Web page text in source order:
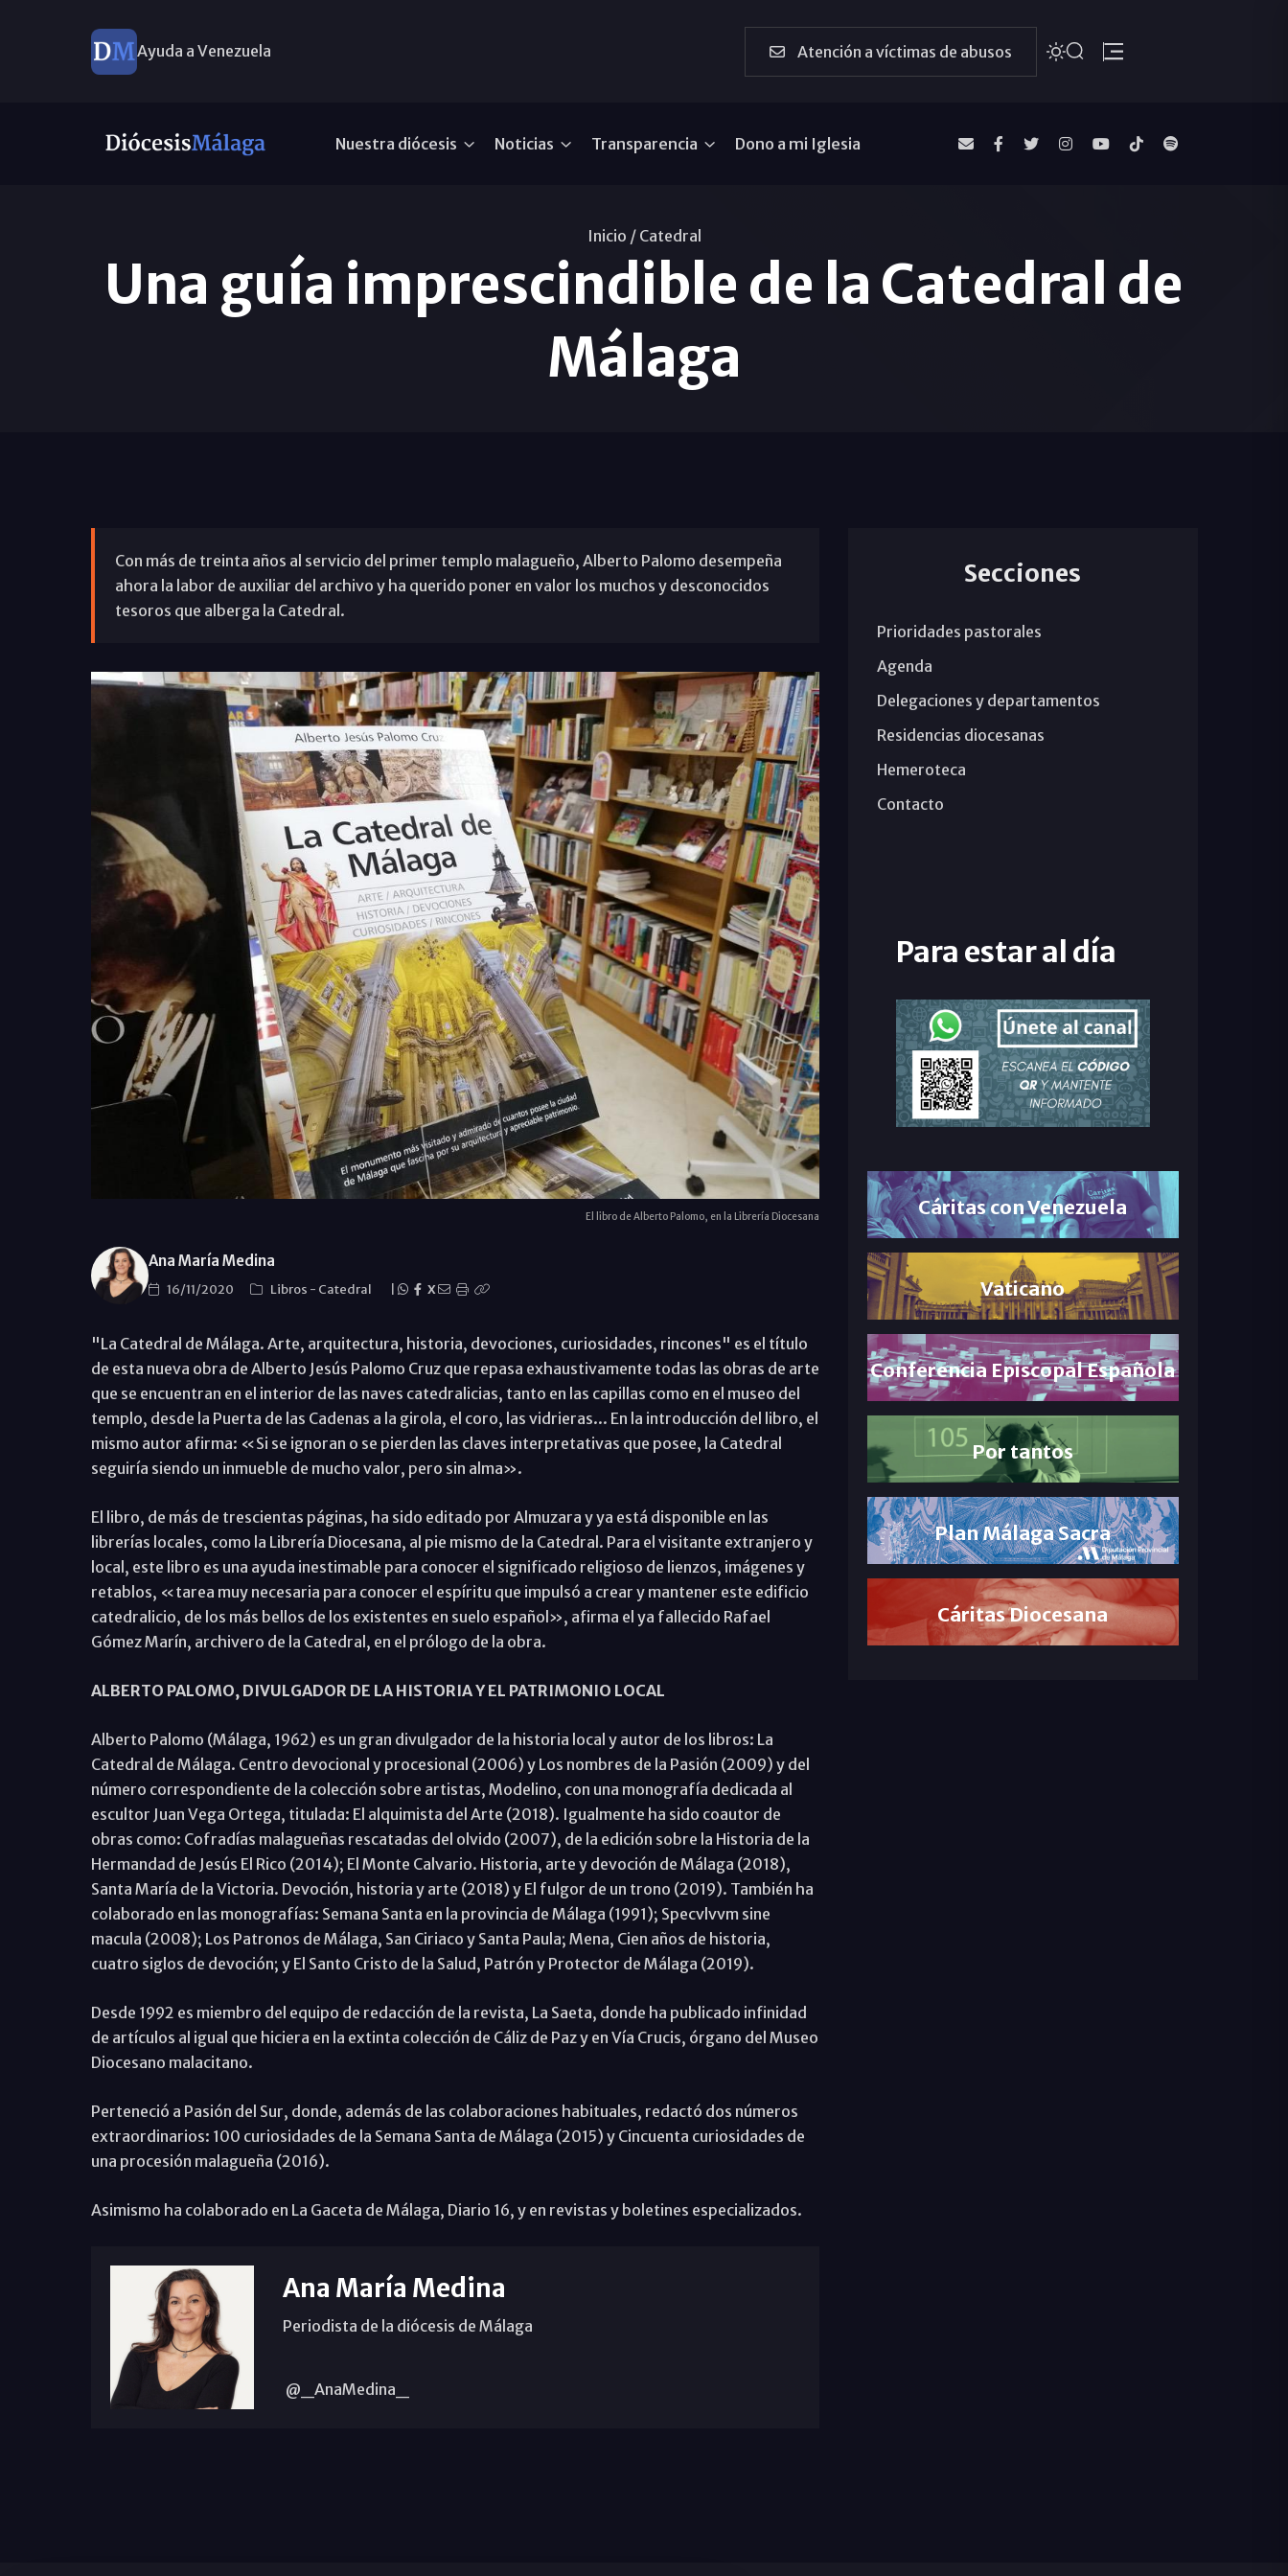
Ayuda a Venezuela Atención a víctimas de abusos
Nuestra diócesis Noticias Transparencia Dono a mi Iglesia
Inicio / Catedral
Una guía imprescindible de la Catedral de
Málaga
Con más de treinta años al servicio del primer templo malagueño, Alberto Palomo desempeña
ahora la labor de auxiliar del archivo y ha querido poner en valor los muchos y desconocidos
tesoros que alberga la Catedral.
El libro de Alberto Palomo, en la Librería Diocesana
Ana María Medina
16/11/2020 Libros - Catedral X
"La Catedral de Málaga. Arte, arquitectura, historia, devociones, curiosidades, rincones" es el título
de esta nueva obra de Alberto Jesús Palomo Cruz que repasa exhaustivamente todas las obras de arte
que se encuentran en el interior de las naves catedralicias, tanto en las capillas como en el museo del
templo, desde la Puerta de las Cadenas a la girola, el coro, las vidrieras... En la introducción del libro, el
mismo autor afirma: «Si se ignoran o se pierden las claves interpretativas que posee, la Catedral
seguiría siendo un inmueble de mucho valor, pero sin alma».
El libro, de más de trescientas páginas, ha sido editado por Almuzara y ya está disponible en las
librerías locales, como la Librería Diocesana, al pie mismo de la Catedral. Para el visitante extranjero y
local, este libro es una ayuda inestimable para conocer el significado religioso de lienzos, imágenes y
retablos, «tarea muy necesaria para conocer el espíritu que impulsó a crear y mantener este edificio
catedralicio, de los más bellos de los existentes en suelo español», afirma el ya fallecido Rafael
Gómez Marín, archivero de la Catedral, en el prólogo de la obra.
ALBERTO PALOMO, DIVULGADOR DE LA HISTORIA Y EL PATRIMONIO LOCAL
Alberto Palomo (Málaga, 1962) es un gran divulgador de la historia local y autor de los libros: La
Catedral de Málaga. Centro devocional y procesional (2006) y Los nombres de la Pasión (2009) y del
número correspondiente de la colección sobre artistas, Modelino, con una monografía dedicada al
escultor Juan Vega Ortega, titulada: El alquimista del Arte (2018). Igualmente ha sido coautor de
obras como: Cofradías malagueñas rescatadas del olvido (2007), de la edición sobre la Historia de la
Hermandad de Jesús El Rico (2014); El Monte Calvario. Historia, arte y devoción de Málaga (2018),
Santa María de la Victoria. Devoción, historia y arte (2018) y El fulgor de un trono (2019). También ha
colaborado en las monografías: Semana Santa en la provincia de Málaga (1991); Specvlvvm sine
macula (2008); Los Patronos de Málaga, San Ciriaco y Santa Paula; Mena, Cien años de historia,
cuatro siglos de devoción; y El Santo Cristo de la Salud, Patrón y Protector de Málaga (2019).
Desde 1992 es miembro del equipo de redacción de la revista, La Saeta, donde ha publicado infinidad
de artículos al igual que hiciera en la extinta colección de Cáliz de Paz y en Vía Crucis, órgano del Museo
Diocesano malacitano.
Perteneció a Pasión del Sur, donde, además de las colaboraciones habituales, redactó dos números
extraordinarios: 100 curiosidades de la Semana Santa de Málaga (2015) y Cincuenta curiosidades de
una procesión malagueña (2016).
Asimismo ha colaborado en La Gaceta de Málaga, Diario 16, y en revistas y boletines especializados.
Ana María Medina
Periodista de la diócesis de Málaga
@_AnaMedina_
Secciones
Prioridades pastorales
Agenda
Delegaciones y departamentos
Residencias diocesanas
Hemeroteca
Contacto
Para estar al día
Cáritas con Venezuela
Vaticano
Conferencia Episcopal Española
Por tantos
Plan Málaga Sacra
Cáritas Diocesana